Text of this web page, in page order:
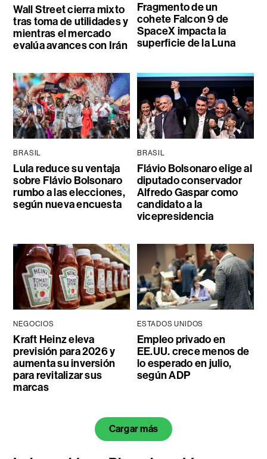
Wall Street cierra mixto
tras toma de utilidades y
mientras el mercado
evalúa avances con Irán
Fragmento de un
cohete Falcon 9 de
SpaceX impacta la
superficie de la Luna
BRASIL
Lula reduce su ventaja
sobre Flávio Bolsonaro
rumbo a las elecciones,
según nueva encuesta
BRASIL
Flávio Bolsonaro elige al
diputado conservador
Alfredo Gaspar como
candidato a la
vicepresidencia
NEGOCIOS
Kraft Heinz eleva
previsión para 2026 y
aumenta su inversión
para revitalizar sus
marcas
ESTADOS UNIDOS
Empleo privado en
EE.UU. crece menos de
lo esperado en julio,
según ADP
Cargar más